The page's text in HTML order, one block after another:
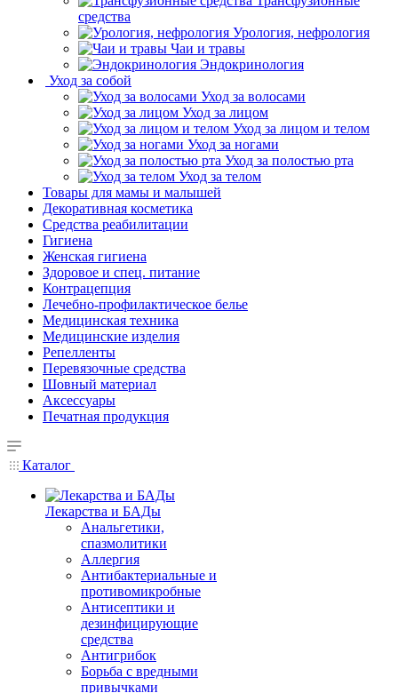
средства
Урология, нефрология
Чаи и травы
Эндокринология
Уход за собой
Уход за волосами
Уход за лицом
Уход за лицом и телом
Уход за ногами
Уход за полостью рта
Уход за телом
Товары для мамы и малышей
Декоративная косметика
Средства реабилитации
Гигиена
Женская гигиена
Здоровое и спец. питание
Контрацепция
Лечебно-профилактическое белье
Медицинская техника
Медицинские изделия
Репелленты
Перевязочные средства
Шовный материал
Аксессуары
Печатная продукция
Каталог
Лекарства и БАДы
Анальгетики,
спазмолитики
Аллергия
Антибактериальные и
противомикробные
Антисептики и
дезинфицирующие
средства
Антигрибок
Борьба с вредными
привычками